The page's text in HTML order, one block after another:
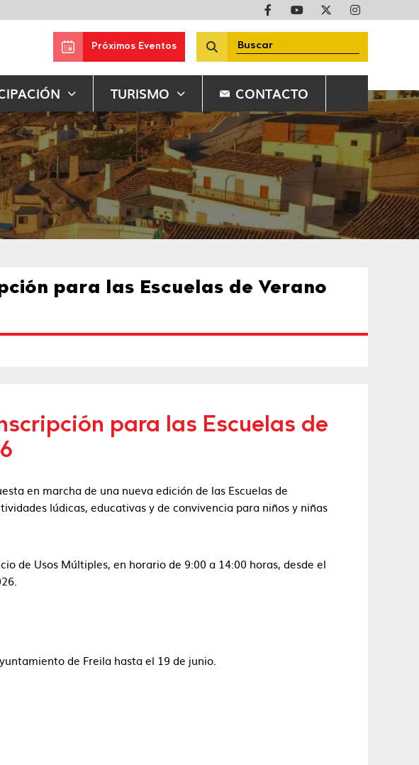
Próximos Eventos
TURISMO CONTACTO
para las Escuelas de Verano
para las Escuelas de
en marcha de una nueva edición de las Escuelas de
lúdicas, educativas y de convivencia para niños y niñas
de Usos Múltiples, en horario de 9:00 a 14:00 horas, desde el
de Freila hasta el 19 de junio.